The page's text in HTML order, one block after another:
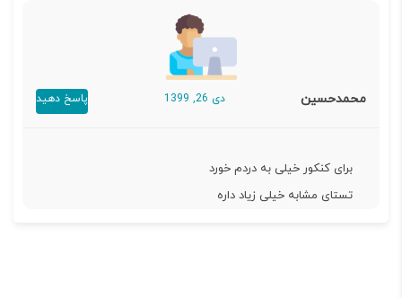
محمدحسین دی 26, 1399 پاسخ دهید
برای کنکور خیلی به دردم خورد
تستای مشابه خیلی زیاد داره